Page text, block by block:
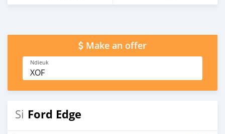
Make an offer
Ndieuk
XOF
Si Ford Edge